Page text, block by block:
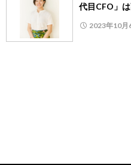
代目CFO」
2023年10月